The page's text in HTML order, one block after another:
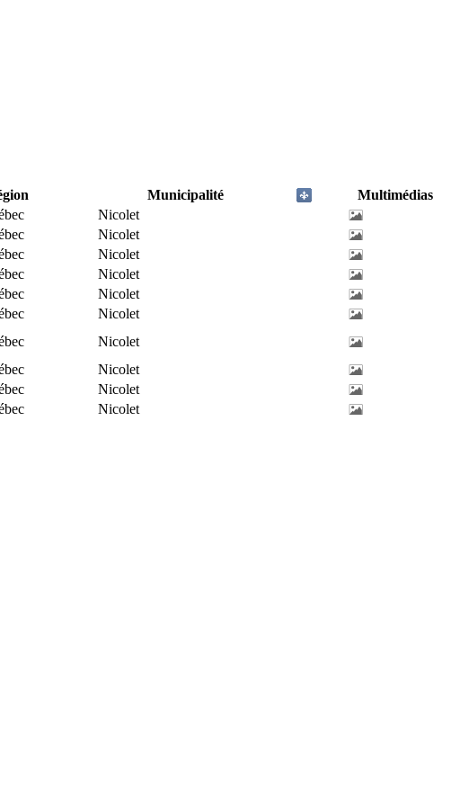
Municipalité
Multimédias
Nicolet
Nicolet
Nicolet
Nicolet
Nicolet
Nicolet
Nicolet
Nicolet
Nicolet
Nicolet